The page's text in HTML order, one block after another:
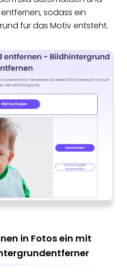
sodass ein
für das Motiv entsteht.
in Fotos ein mit